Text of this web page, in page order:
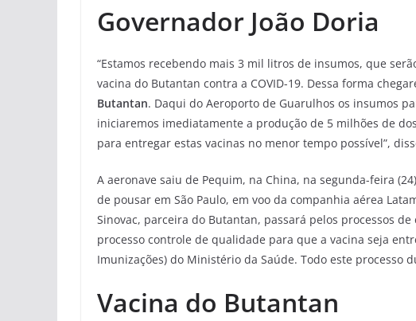
Governador João Doria
“Estamos recebendo mais 3 mil litros de insumos, que
vacina do Butantan contra a COVID-19. Dessa forma
Butantan. Daqui do Aeroporto de Guarulhos os insumos
iniciaremos imediatamente a produção de 5 milhões de
para entregar estas vacinas no menor tempo possível”,
A aeronave saiu de Pequim, na China, na segunda-feira
de pousar em São Paulo, em voo da companhia aérea
Sinovac, parceira do Butantan, passará pelos processos
processo controle de qualidade para que a vacina seja
Imunizações) do Ministério da Saúde. Todo este processo
Vacina do Butantan